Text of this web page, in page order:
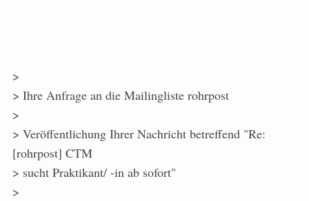
>
> Ihre Anfrage an die Mailingliste rohrpost
>
> Veröffentlichung Ihrer Nachricht betreffend "Re:
[rohrpost] CTM
> sucht Praktikant/ -in ab sofort"
>